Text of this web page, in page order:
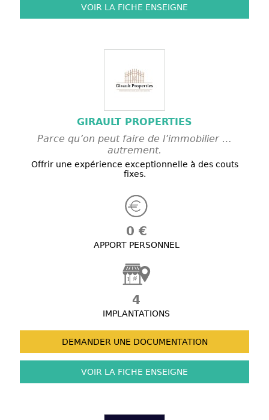
VOIR LA FICHE ENSEIGNE
GIRAULT PROPERTIES
Parce qu’on peut faire de l’immobilier …
autrement.
Offrir une expérience exceptionnelle à des couts
fixes.
0 €
APPORT PERSONNEL
4
IMPLANTATIONS
DEMANDER UNE DOCUMENTATION
VOIR LA FICHE ENSEIGNE